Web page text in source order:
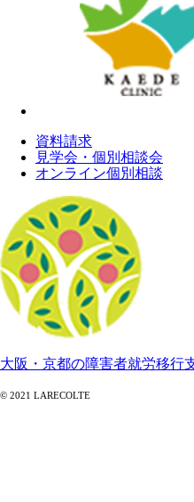
資料請求
見学会・個別相談会
オンライン個別相談
大阪・京都の障害者就労移行
© 2021 LARECOLTE